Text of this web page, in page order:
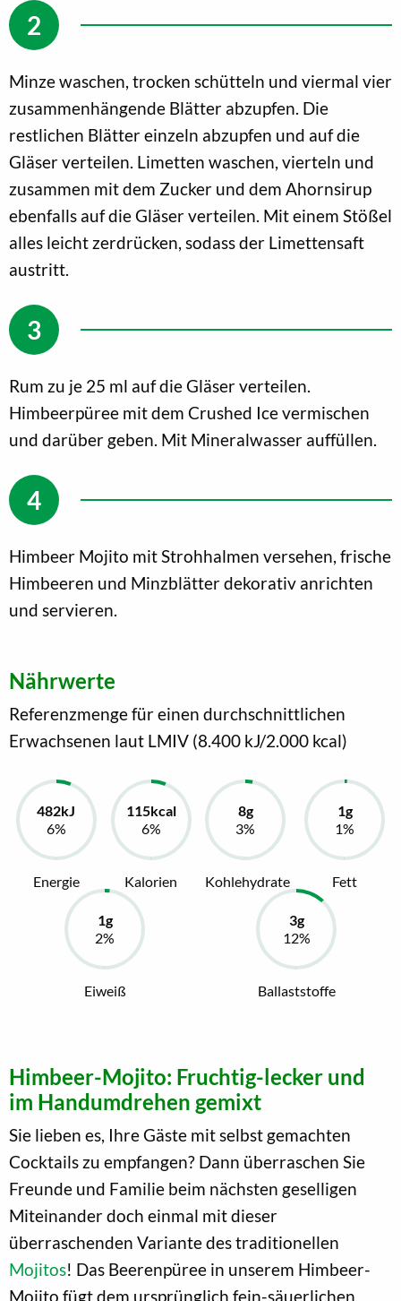
Minze waschen, trocken schütteln und viermal vier
zusammenhängende Blätter abzupfen. Die
restlichen Blätter einzeln abzupfen und auf die
Gläser verteilen. Limetten waschen, vierteln und
zusammen mit dem Zucker und dem Ahornsirup
ebenfalls auf die Gläser verteilen. Mit einem Stößel
alles leicht zerdrücken, sodass der Limettensaft
austritt.
Rum zu je 25 ml auf die Gläser verteilen.
Himbeerpüree mit dem Crushed Ice vermischen
und darüber geben. Mit Mineralwasser auffüllen.
Himbeer Mojito mit Strohhalmen versehen, frische
Himbeeren und Minzblätter dekorativ anrichten
und servieren.
Nährwerte
Referenzmenge für einen durchschnittlichen
Erwachsenen laut LMIV (8.400 kJ/2.000 kcal)
Energie Kalorien Kohlehydrate Fett
Eiweiß Ballaststoffe
Himbeer-Mojito: Fruchtig-lecker und
im Handumdrehen gemixt
Sie lieben es, Ihre Gäste mit selbst gemachten
Cocktails zu empfangen? Dann überraschen Sie
Freunde und Familie beim nächsten geselligen
Miteinander doch einmal mit dieser
überraschenden Variante des traditionellen
Mojitos! Das Beerenpüree in unserem Himbeer-
Mojito fügt dem ursprünglich fein-säuerlichen